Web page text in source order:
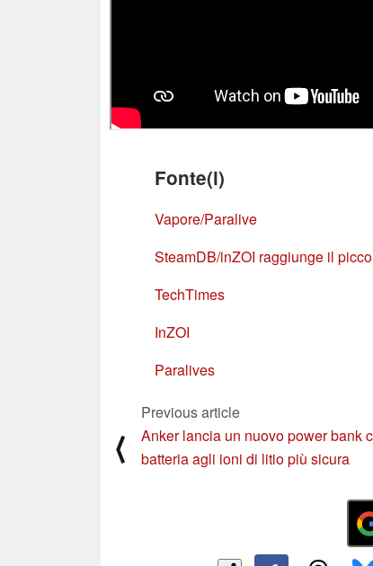
Fonte(i)
Vapore/Paralive
SteamDB/inZOI raggiunge il
TechTimes
InZOI
Paralives
⟨
Previous article
Anker lancia un nuovo power bank
batteria agli ioni di litio più sicura